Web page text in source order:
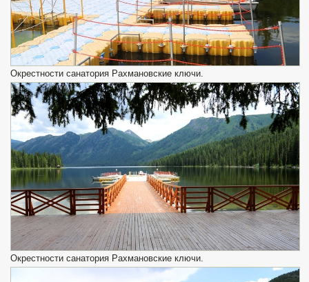
Окрестности санатория Рахмановские ключи.
Окрестности санатория Рахмановские ключи.